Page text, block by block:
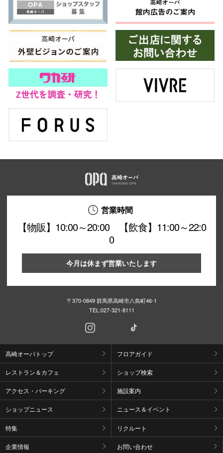
営業時間
【物販】10:00～20:00 【飲食】11:00～22:0
0
今月は休まず営業いたします
〒370-0849 群馬県高崎市八島町46-1
TEL:027-321-8111
高崎オーパトップ フロアガイド
レストラン＆カフェ ショップ検索
アクセス・パーキング 施設案内
ショップニュース ニュース＆イベント
特集 リクルート
企業情報 お問い合わせ